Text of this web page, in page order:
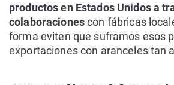
productos en Estados Unidos a
colaboracionescon fábricas
forma eviten que suframos esos
exportaciones con aranceles tan